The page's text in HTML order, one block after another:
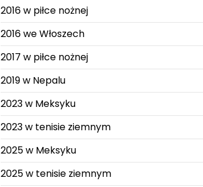
2016 w piłce nożnej
2016 we Włoszech
2017 w piłce nożnej
2019 w Nepalu
2023 w Meksyku
2023 w tenisie ziemnym
2025 w Meksyku
2025 w tenisie ziemnym